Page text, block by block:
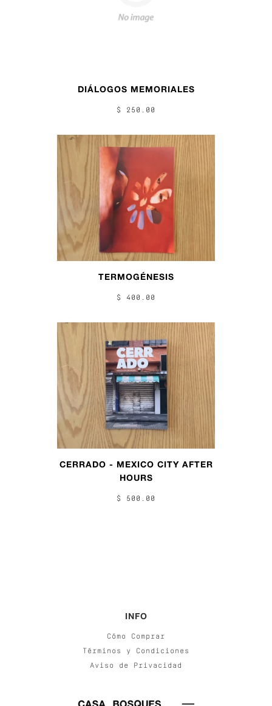
DIÁLOGOS MEMORIALES
$ 250.00
TERMOGÉNESIS
$ 400.00
CERRADO - MEXICO CITY AFTER
HOURS
$ 500.00
INFO
Cómo Comprar
Términos y Condiciones
Aviso de Privacidad